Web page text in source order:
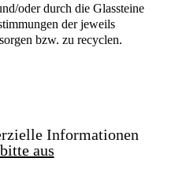
oder durch die Glassteine
der jeweils
bzw. zu recyclen.
Informationen
aus